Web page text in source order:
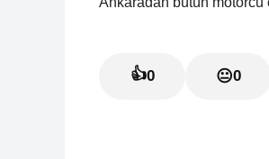
👍0 😐0